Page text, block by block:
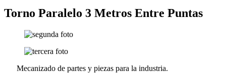
Torno Paralelo 3 Metros Entre Puntas
Mecanizado de partes y piezas para la industria.